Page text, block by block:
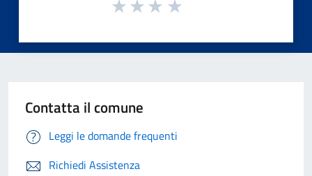
Contatta il comune
Leggi le domande frequenti
Richiedi Assistenza